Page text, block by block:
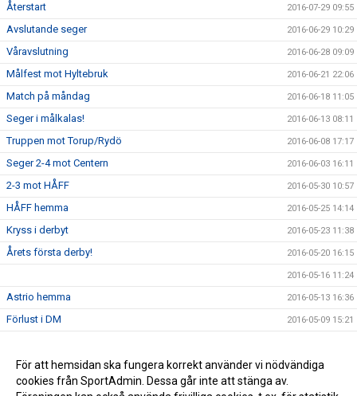
Återstart 2016-07-29 09:55
Avslutande seger 2016-06-29 10:29
Våravslutning 2016-06-28 09:09
Målfest mot Hyltebruk 2016-06-21 22:06
Match på måndag 2016-06-18 11:05
Seger i målkalas! 2016-06-13 08:11
Truppen mot Torup/Rydö 2016-06-08 17:17
Seger 2-4 mot Centern 2016-06-03 16:11
2-3 mot HÅFF 2016-05-30 10:57
HÅFF hemma 2016-05-25 14:14
Kryss i derbyt 2016-05-23 11:38
Årets första derby! 2016-05-20 16:15
2016-05-16 11:24
Astrio hemma 2016-05-13 16:36
Förlust i DM 2016-05-09 15:21
Getinge borta 2016-05-04 14:12
Årets första seger! 2016-05-02 12:58
För att hemsidan ska fungera korrekt använder vi nödvändiga
cookies från SportAdmin. Dessa går inte att stänga av.